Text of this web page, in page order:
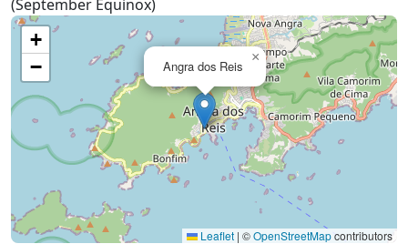
(September Equinox)
Angra dos Reis
×
+
−
Leaflet | ©OpenStreetMapcontributors